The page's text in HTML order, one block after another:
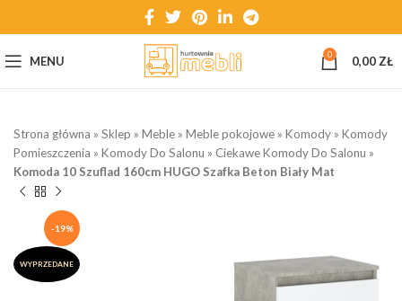
MENU 0 0,00 ZŁ
Strona główna » Sklep » Meble » Meble pokojowe » Komody » Komody
Pomieszczenia » Komody Do Salonu » Ciekawe Komody Do Salonu »
Komoda 10 Szuflad 160cm HUGO Szafka Beton Biały Mat
-19%
WYPRZEDANE